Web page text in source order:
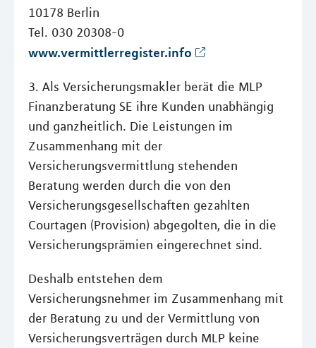
10178 Berlin
Tel. 030 20308-0
www.vermittlerregister.info
3. Als Versicherungsmakler berät die MLP
Finanzberatung SE ihre Kunden unabhängig
und ganzheitlich. Die Leistungen im
Zusammenhang mit der
Versicherungsvermittlung stehenden
Beratung werden durch die von den
Versicherungsgesellschaften gezahlten
Courtagen (Provision) abgegolten, die in die
Versicherungsprämien eingerechnet sind.
Deshalb entstehen dem
Versicherungsnehmer im Zusammenhang mit
der Beratung zu und der Vermittlung von
Versicherungsverträgen durch MLP keine